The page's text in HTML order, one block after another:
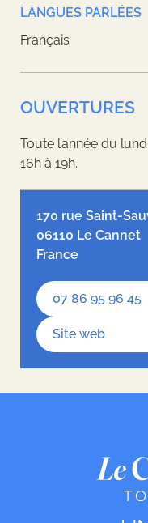
LANGUES PARLÉES
Français
OUVERTURES
Toute l’année du
16h à 19h.
Leaflet | © OpenStreetMap
170 rue Saint-
06110 Le Cannet
France
07 86 95 96 45
Site web